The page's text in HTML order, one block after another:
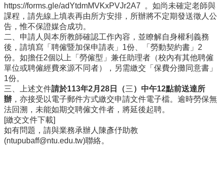
所
成
員
學
生
事
務
論
文
口
試
專
區
https://forms.gle/adYtdmMVKxPVJr2A7 。如尚未確定老師與
課程，請先線上填表再由所方安排，所辦將不定期發送徵人公
告，惟不保證媒合成功。
二、申請人與本所教師確認工作內容，並瞭解自身權利義務
後，請填寫「聘僱暨加保申請表」1份、「勞動契約書」2
份。如擔任2個以上「勞僱型」兼任助理者（校內有其他聘僱
單位或聘僱經費來源不同者），另需繳交「保費分攤同意書」
1份。
三、上述文件請於113年2月28日（三）中午12點前送達所
辦 ，亦接受以電子郵件方式繳交申請文件電子檔。逾時勞保無
法回溯，未能如期交聘僱文件者，將延後起聘。
[繳交文件下載]
如有問題，請與業務承辦人陳彥伃助教
(ntupubaff@ntu.edu.tw)聯絡。